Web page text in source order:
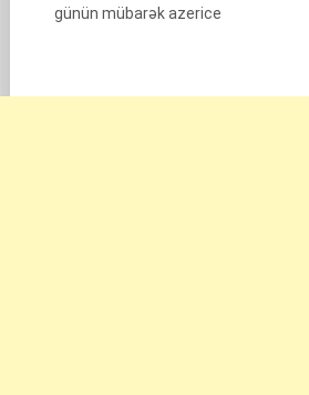
günün mübarək azerice